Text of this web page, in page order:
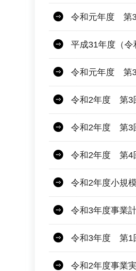
令和元年度 第
平成31年度（
令和元年度 第
令和2年度 第3
令和2年度 第3
令和2年度 第4
令和2年度小規
令和3年度事業
令和3年度 第1
令和2年度事業